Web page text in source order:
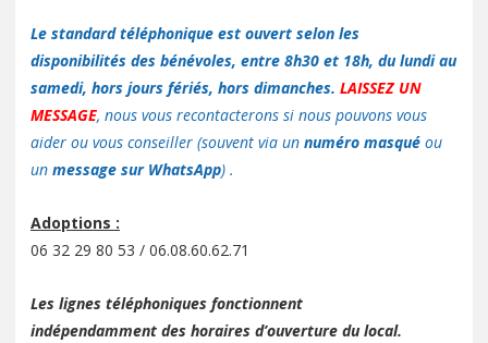
Le standard téléphonique est ouvert selon les
disponibilités des bénévoles, entre 8h30 et 18h, du lundi au
samedi, hors jours fériés, hors dimanches. LAISSEZ UN
MESSAGE, nous vous recontacterons si nous pouvons vous
aider ou vous conseiller (souvent via un numéro masqué ou
un message sur WhatsApp) .
Adoptions :
06 32 29 80 53 / 06.08.60.62.71
Les lignes téléphoniques fonctionnent
indépendamment des horaires d’ouverture du local.